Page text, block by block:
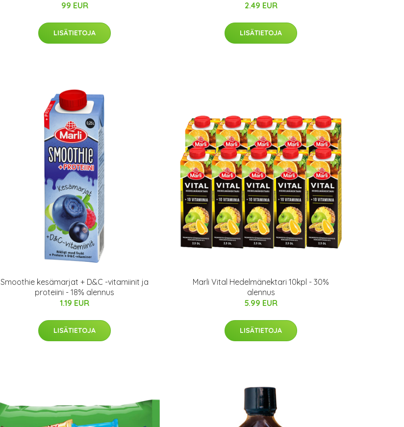
99 EUR
LISÄTIETOJA
2.49 EUR
LISÄTIETOJA
Smoothie kesämarjat + D&C -vitamiinit ja
proteiini - 18% alennus
1.19 EUR
LISÄTIETOJA
Marli Vital Hedelmänektari 10kpl - 30%
alennus
5.99 EUR
LISÄTIETOJA